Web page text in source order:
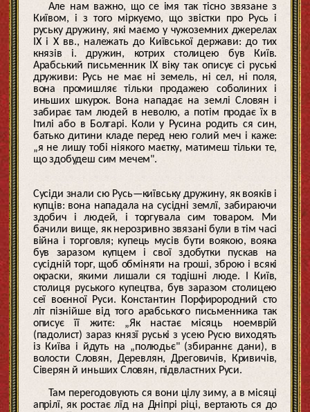
Але нам важно, що се імя так тісно звязане з
Київом, і з того міркуємо, що звістки про Русь і
руську дружину, які маємо у чужоземних джерелах
ІХ і Х вв., належать до Київської держави: до тих
князів і. дружин, котрих столицею був Київ.
Арабський письменник ІХ віку так описує сі руські
друживи: Русь не має ні земель, ні сел, ні поля,
вона промишляє тільки продажею соболиних і
иньших шкурок. Вона нападає на землі Словян і
забирає там людей в неволю, а потім продає їх в
Ітилі або в Болгарі. Коли у Русина родить ся син,
батько дитини кладе перед нею голий меч і каже:
„я не лишу тобі ніякого маєтку, матимеш тільки те,
що здобудеш сим мечем".
Сусіди знали сю Русь—київську дружину, як вояків і
купців: вона нападала на сусідні землї, забираючи
здобич і людей, і торгувала сим товаром. Ми
бачили вище, як нерозривно звязані були в тім часі
війна і торговля; купець мусів бути воякою, вояка
був заразом купцем і свої здобутки пускав на
сусідній торг, щоб обміняти на гроші, зброю і всякі
окраски, якими лишали ся тодішні люде. І Київ,
столиця руського купецтва, був заразом столицею
сеї воєнної Руси. Константин Порфирородний сто
літ пізнійше від того арабського письменника так
описує її житє: „Як настає місяць ноемврій
(падолист) зараз князї руські з усею Русю виходять
із Київа і йдуть на „полюдьє" (збираннє дани), в
волости Словян, Деревлян, Дреговичів, Кривичів,
Сіверян й иньших Словян, підвластних Руси.
Там перегодовують ся вони цілу зиму, а в місяці
апрілї, як ростає лїд на Дніпрі ріці, вертають ся до